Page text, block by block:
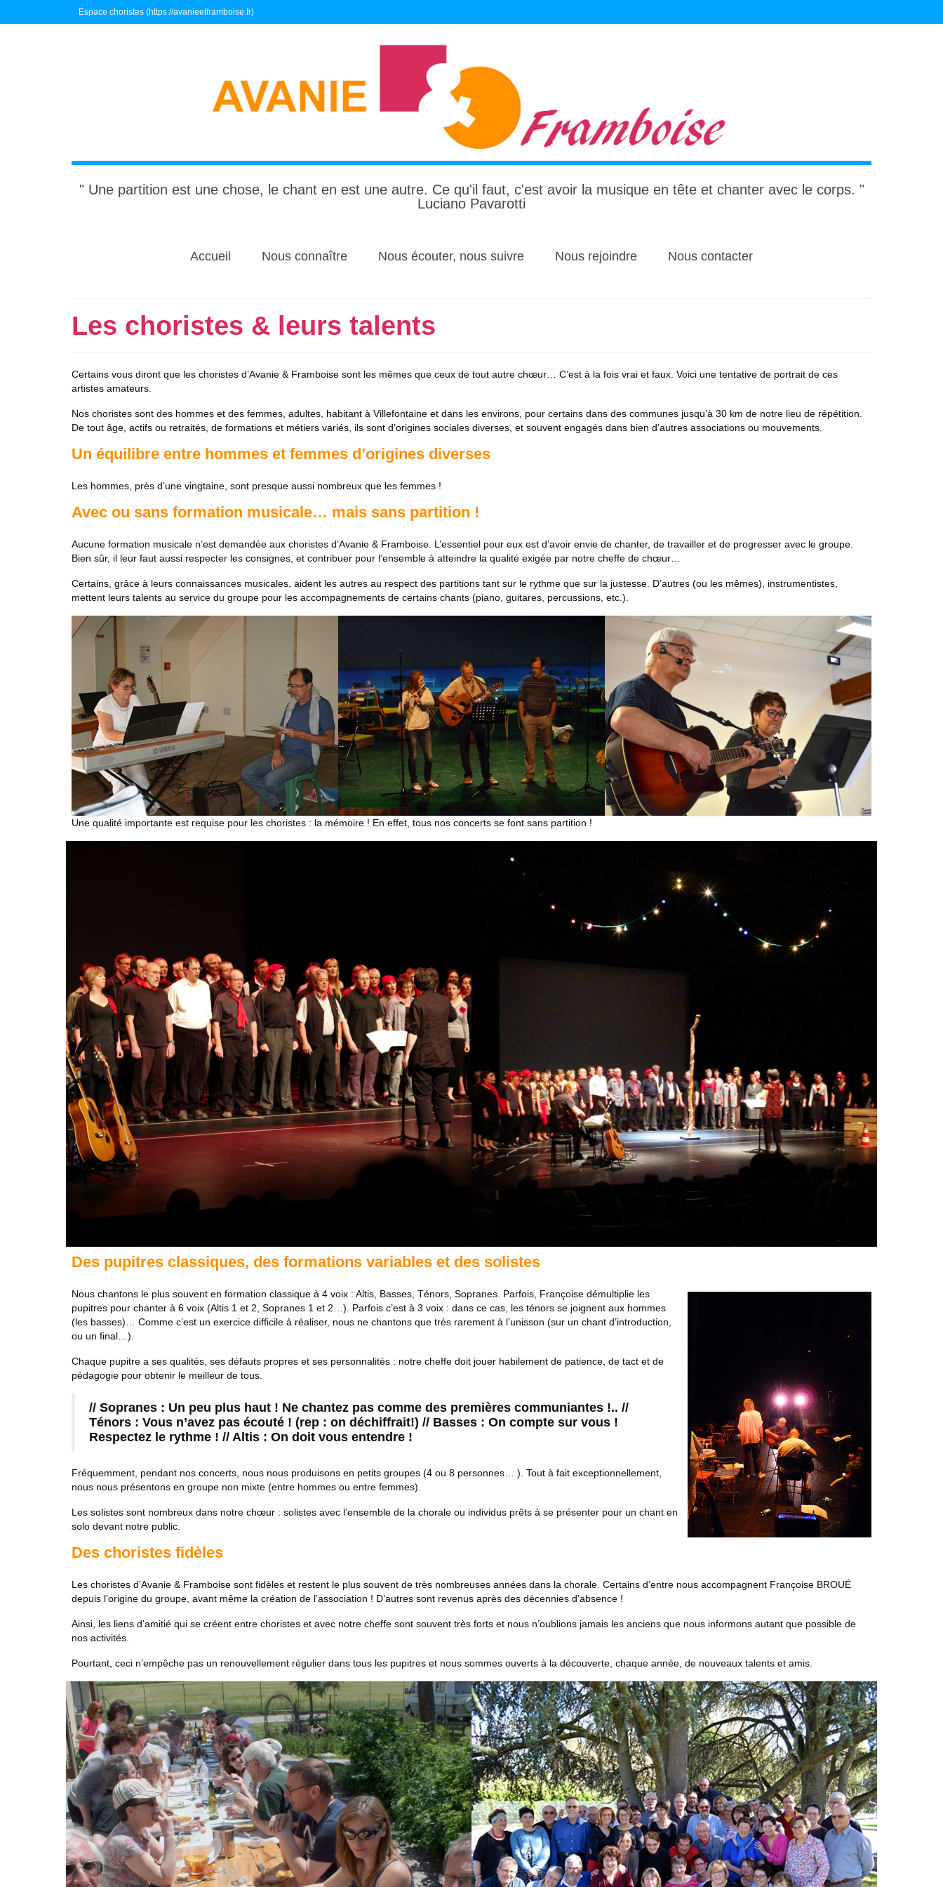
Espace choristes (https://avanieetframboise.fr)
" Une partition est une chose, le chant en est une autre. Ce qu'il faut, c'est avoir la musique en tête et chanter avec le corps. "
Luciano Pavarotti
Accueil Nous connaître Nous écouter, nous suivre Nous rejoindre Nous contacter
Les choristes & leurs talents
Certains vous diront que les choristes d’Avanie & Framboise sont les mêmes que ceux de tout autre chœur… C’est à la fois vrai et faux. Voici une tentative de portrait de ces
artistes amateurs.
Nos choristes sont des hommes et des femmes, adultes, habitant à Villefontaine et dans les environs, pour certains dans des communes jusqu’à 30 km de notre lieu de répétition.
De tout âge, actifs ou retraités, de formations et métiers variés, ils sont d’origines sociales diverses, et souvent engagés dans bien d’autres associations ou mouvements.
Un équilibre entre hommes et femmes d’origines diverses
Les hommes, près d’une vingtaine, sont presque aussi nombreux que les femmes !
Avec ou sans formation musicale… mais sans partition !
Aucune formation musicale n’est demandée aux choristes d’Avanie & Framboise. L’essentiel pour eux est d’avoir envie de chanter, de travailler et de progresser avec le groupe.
Bien sûr, il leur faut aussi respecter les consignes, et contribuer pour l’ensemble à atteindre la qualité exigée par notre cheffe de chœur…
Certains, grâce à leurs connaissances musicales, aident les autres au respect des partitions tant sur le rythme que sur la justesse. D’autres (ou les mêmes), instrumentistes,
mettent leurs talents au service du groupe pour les accompagnements de certains chants (piano, guitares, percussions, etc.).
Une qualité importante est requise pour les choristes : la mémoire ! En effet, tous nos concerts se font sans partition !
Des pupitres classiques, des formations variables et des solistes
Nous chantons le plus souvent en formation classique à 4 voix : Altis, Basses, Ténors, Sopranes. Parfois, Françoise démultiplie les
pupitres pour chanter à 6 voix (Altis 1 et 2, Sopranes 1 et 2…). Parfois c’est à 3 voix : dans ce cas, les ténors se joignent aux hommes
(les basses)… Comme c’est un exercice difficile à réaliser, nous ne chantons que très rarement à l’unisson (sur un chant d’introduction,
ou un final…).
Chaque pupitre a ses qualités, ses défauts propres et ses personnalités : notre cheffe doit jouer habilement de patience, de tact et de
pédagogie pour obtenir le meilleur de tous.
// Sopranes : Un peu plus haut ! Ne chantez pas comme des premières communiantes !.. //
Ténors : Vous n’avez pas écouté ! (rep : on déchiffrait!) // Basses : On compte sur vous !
Respectez le rythme ! // Altis : On doit vous entendre !
Fréquemment, pendant nos concerts, nous nous produisons en petits groupes (4 ou 8 personnes… ). Tout à fait exceptionnellement,
nous nous présentons en groupe non mixte (entre hommes ou entre femmes).
Les solistes sont nombreux dans notre chœur : solistes avec l’ensemble de la chorale ou individus prêts à se présenter pour un chant en
solo devant notre public.
Des choristes fidèles
Les choristes d’Avanie & Framboise sont fidèles et restent le plus souvent de très nombreuses années dans la chorale. Certains d’entre nous accompagnent Françoise BROUÉ
depuis l’origine du groupe, avant même la création de l’association ! D’autres sont revenus après des décennies d’absence !
Ainsi, les liens d’amitié qui se créent entre choristes et avec notre cheffe sont souvent très forts et nous n’oublions jamais les anciens que nous informons autant que possible de
nos activités.
Pourtant, ceci n’empêche pas un renouvellement régulier dans tous les pupitres et nous sommes ouverts à la découverte, chaque année, de nouveaux talents et amis.